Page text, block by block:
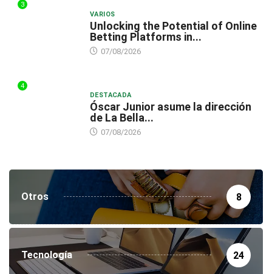
3
VARIOS
Unlocking the Potential of Online
Betting Platforms in...
07/08/2026
4
DESTACADA
Óscar Junior asume la dirección
de La Bella...
07/08/2026
Otros 8
Tecnología 24